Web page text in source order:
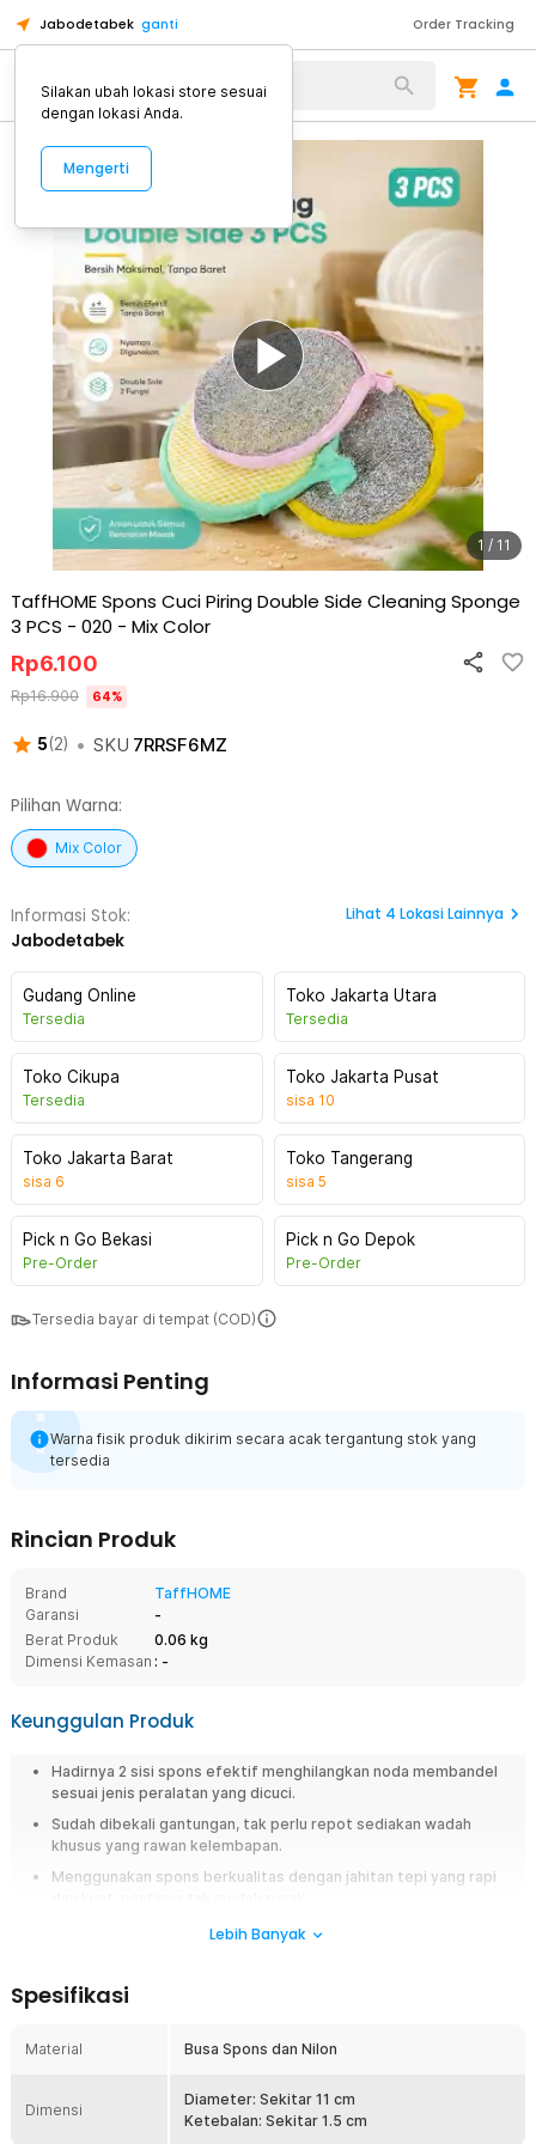
Jabodetabek ganti Order Tracking
Alat Kopi
1 / 11
TaffHOME Spons Cuci Piring Double Side Cleaning Sponge
3 PCS - 020 - Mix Color
5(2) • SKU 7RRSF6MZ
Rp6.100
Rp16.900 64%
Pilihan Warna:
Mix Color
Informasi Stok:
Jabodetabek
Lihat 4 Lokasi Lainnya
Gudang Online
Tersedia
Toko Jakarta Utara
Tersedia
Toko Cikupa
Tersedia
Toko Jakarta Pusat
sisa 10
Toko Jakarta Barat
sisa 6
Toko Tangerang
sisa 5
Pick n Go Bekasi
Pre-Order
Pick n Go Depok
Pre-Order
Tersedia bayar di tempat (COD)
Informasi Penting
Warna fisik produk dikirim secara acak tergantung stok yang
tersedia
Rincian Produk
Brand
TaffHOME
Garansi
-
Berat Produk
0.06 kg
Dimensi Kemasan : -
Keunggulan Produk
Hadirnya 2 sisi spons efektif menghilangkan noda membandel
sesuai jenis peralatan yang dicuci.
Sudah dibekali gantungan, tak perlu repot sediakan wadah
khusus yang rawan kelembapan.
Menggunakan spons berkualitas dengan jahitan tepi yang rapi
Dengan diameter 11 cm, mencuci piring jadi lebih menyeluruh,
Overview
membuatnya jadi sarang bakteri. Spons cuci piring dari TaffHOME hadir
tetap kering dan higienis. Dengan diameter 11 cm, spons ini nyaman
digenggam, memudahkan Anda mencuci piring lebih efektif tanpa repot
Lebih Banyak
Spesifikasi
Material Busa Spons dan Nilon
Dimensi
Diameter: Sekitar 11 cm
Ketebalan: Sekitar 1.5 cm
Silakan ubah lokasi store sesuai
dengan lokasi Anda.
Mengerti